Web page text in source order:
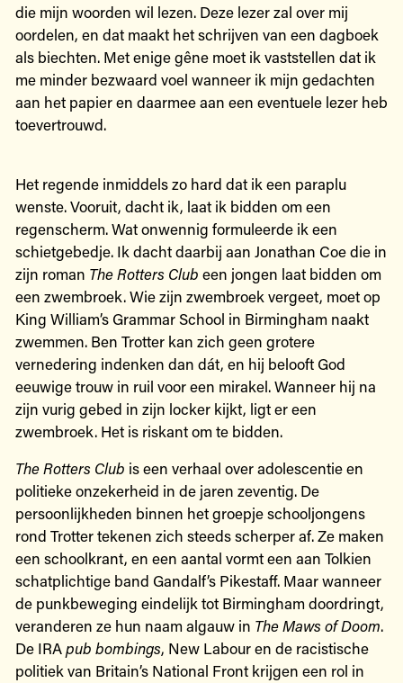
die mijn woorden wil lezen. Deze lezer zal over mij
oordelen, en dat maakt het schrijven van een dagboek
als biechten. Met enige gêne moet ik vaststellen dat ik
me minder bezwaard voel wanneer ik mijn gedachten
aan het papier en daarmee aan een eventuele lezer heb
toevertrouwd.
Het regende inmiddels zo hard dat ik een paraplu
wenste. Vooruit, dacht ik, laat ik bidden om een
regenscherm. Wat onwennig formuleerde ik een
schietgebedje. Ik dacht daarbij aan Jonathan Coe die in
zijn roman The Rotters Club een jongen laat bidden om
een zwembroek. Wie zijn zwembroek vergeet, moet op
King William’s Grammar School in Birmingham naakt
zwemmen. Ben Trotter kan zich geen grotere
vernedering indenken dan dát, en hij belooft God
eeuwige trouw in ruil voor een mirakel. Wanneer hij na
zijn vurig gebed in zijn locker kijkt, ligt er een
zwembroek. Het is riskant om te bidden.
The Rotters Club is een verhaal over adolescentie en
politieke onzekerheid in de jaren zeventig. De
persoonlijkheden binnen het groepje schooljongens
rond Trotter tekenen zich steeds scherper af. Ze maken
een schoolkrant, en een aantal vormt een aan Tolkien
schatplichtige band Gandalf’s Pikestaff. Maar wanneer
de punkbeweging eindelijk tot Birmingham doordringt,
veranderen ze hun naam algauw in The Maws of Doom.
De IRApub bombings, New Labour en de racistische
politiek van Britain’s National Front krijgen een rol in